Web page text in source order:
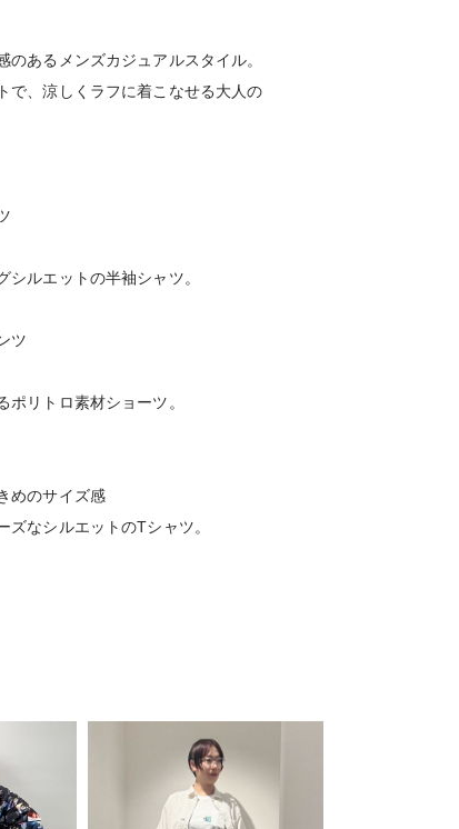
あるメンズカジュアルスタイル。
で、涼しくラフに着こなせる大人の
ルエットの半袖シャツ。
ツ
リトロ素材ショーツ。
めのサイズ感
なシルエットのTシャツ。